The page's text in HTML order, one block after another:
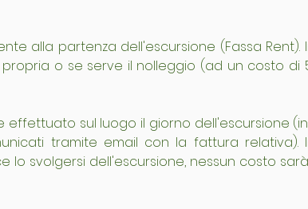
alla partenza dell'escursione (Fassa Rent).
o se serve il nolleggio (ad un costo di
effettuato sul luogo il giorno dell'escursione
tramite email con la fattura relativa).
svolgersi dell'escursione, nessun costo